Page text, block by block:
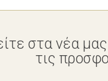
στα νέα
τις